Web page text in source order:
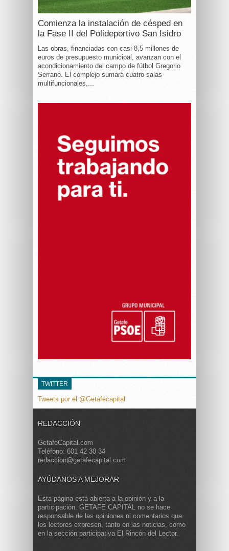
Comienza la instalación de césped en
la Fase II del Polideportivo San Isidro
Las obras, financiadas con casi 8,5 millones de
euros de presupuesto municipal, avanzan con el
acondicionamiento del campo de fútbol Gregorio
Serrano. El complejo sumará cuatro salas
multifuncionales,...
TWITTER
Tweets por el @Getafecapital.
REDACCIÓN
GetafeCapital.com
Teléfono: 601 42 30 34
redaccion@getafecapital.com
AYÚDANOS A MEJORAR
Esta página está abierta a la opinión y a la
participación. GETAFE CAPITAL no se hace
responsable de las opiniones ni comentarios que
los lectores expresen, tanto en las noticias, como
en la sección participativa El Rincón del Lector.